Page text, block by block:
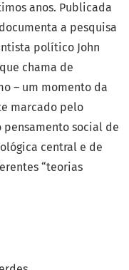
anos. Publicada
a pesquisa
político John
chama de
– um momento da
marcado pelo
social de
central e de
“teorias